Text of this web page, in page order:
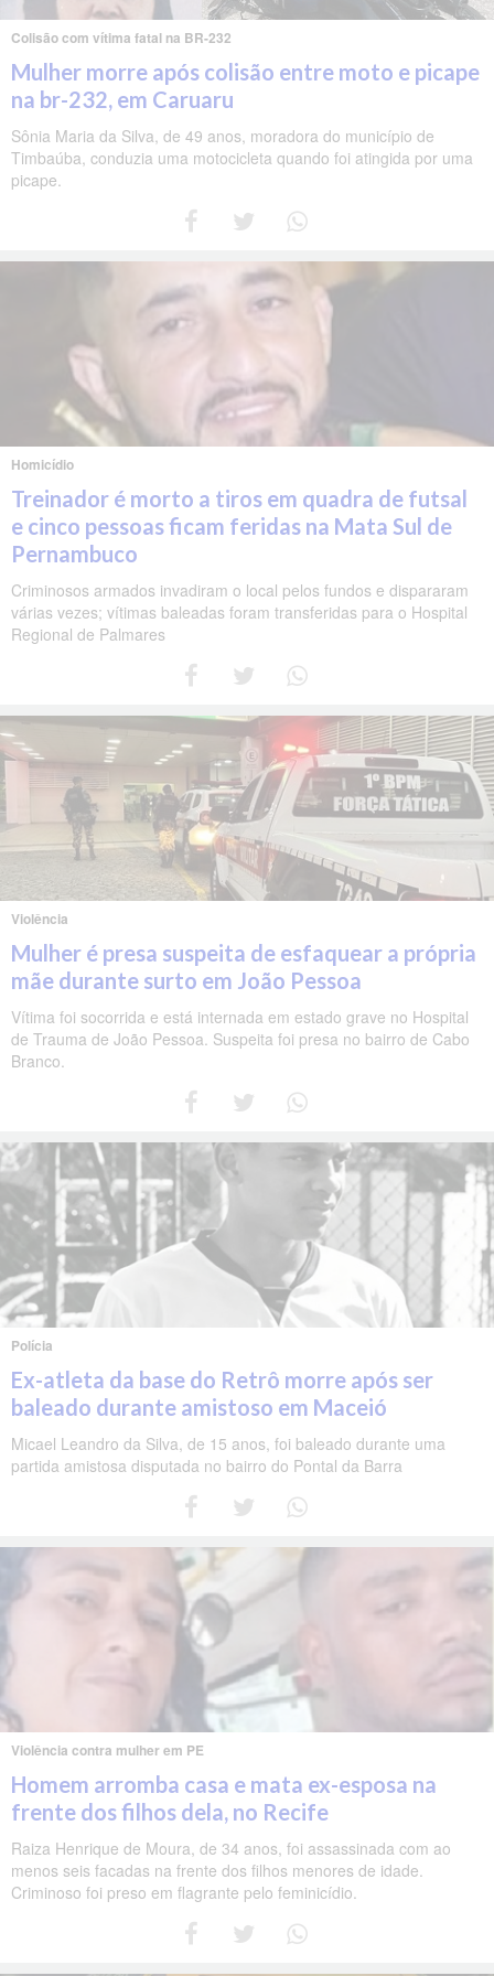
Colisão com vítima fatal na BR-232
Mulher morre após colisão entre moto e picape
na br-232, em Caruaru
Sônia Maria da Silva, de 49 anos, moradora do município de
Timbaúba, conduzia uma motocicleta quando foi atingida por uma
picape.
Homicídio
Treinador é morto a tiros em quadra de futsal
e cinco pessoas ficam feridas na Mata Sul de
Pernambuco
Criminosos armados invadiram o local pelos fundos e dispararam
várias vezes; vítimas baleadas foram transferidas para o Hospital
Regional de Palmares
Violência
Mulher é presa suspeita de esfaquear a própria
mãe durante surto em João Pessoa
Vítima foi socorrida e está internada em estado grave no Hospital
de Trauma de João Pessoa. Suspeita foi presa no bairro de Cabo
Branco.
Polícia
Ex-atleta da base do Retrô morre após ser
baleado durante amistoso em Maceió
Micael Leandro da Silva, de 15 anos, foi baleado durante uma
partida amistosa disputada no bairro do Pontal da Barra
Violência contra mulher em PE
Homem arromba casa e mata ex-esposa na
frente dos filhos dela, no Recife
Raiza Henrique de Moura, de 34 anos, foi assassinada com ao
menos seis facadas na frente dos filhos menores de idade.
Criminoso foi preso em flagrante pelo feminicídio.